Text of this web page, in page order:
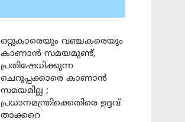
ഒറ്റുകാരെയും വഞ്ചകരെയും
കാണാൻ സമയമുണ്ട്,
പ്രതിഷേധിക്കുന്ന
ചെറുപ്പക്കാരെ കാണാൻ
സമയമില്ല ;
പ്രധാനമന്ത്രിക്കെതിരെ ഉദ്ദവ്
താക്കറെ